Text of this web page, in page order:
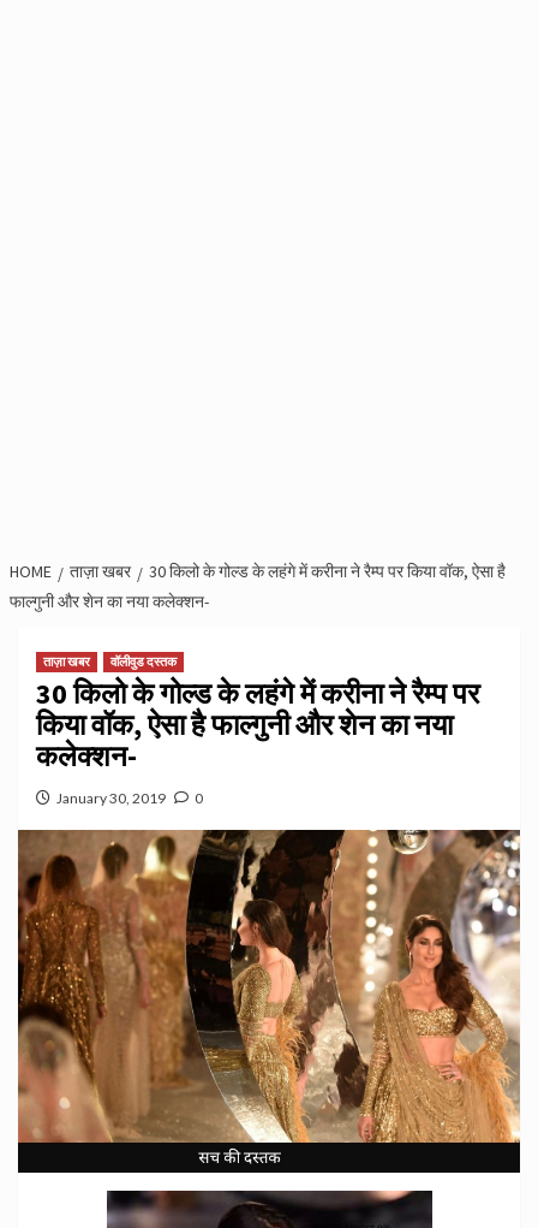
HOME ताज़ा खबर
30 किलो के गोल्‍ड के लहंगे में करीना ने रैम्प पर किया वॉक, ऐसा है
फाल्गुनी और शेन का नया कलेक्शन-
ताज़ा खबर वॉलीवुड दस्तक
30 किलो के गोल्‍ड के लहंगे में करीना ने रैम्प पर
किया वॉक, ऐसा है फाल्गुनी और शेन का नया
कलेक्शन-
January 30, 2019 0